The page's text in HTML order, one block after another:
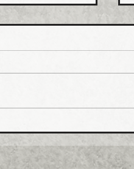
会社化、ヒト
智氏就任